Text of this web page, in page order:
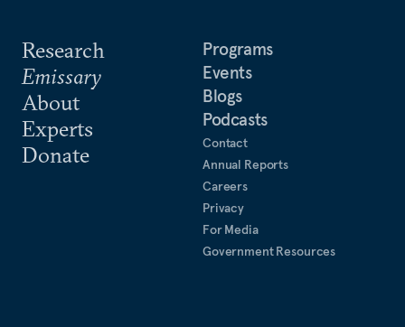
阿克顿在《纽约时报》、《国际先驱论坛报》、
《外交事务》、《外交政策》、《科学与全球安
全》、《生存》以及《华盛顿季刊》等报刊杂志上
发表过多篇文章，他也经常在美国有线电视新闻网
（CNN）《美国国情》节目、 美国全国广播公司
（NBC）晚间新闻、美国哥伦比亚广播公司
（CBS）晚间新闻及美国公共电视网（PBS）《新
闻一小时》等节目上露面。
Research
Emissary
About
Experts
Donate
Programs
Events
Blogs
Podcasts
Contact
Annual Reports
Careers
Privacy
For Media
Government Resources